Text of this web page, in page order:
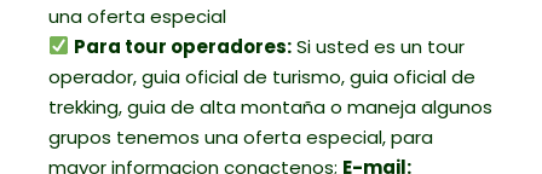
una oferta especial
Para tour operadores:Si usted es un tour
operador, guia oficial de turismo, guia oficial de
trekking, guia de alta montaña o maneja algunos
grupos tenemos una oferta especial, para
mayor informacion conactenos; E-mail: